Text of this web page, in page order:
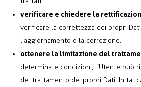
verificare e chiedere la
verificare la correttezza dei propri
l’aggiornamento o la correzione.
ottenere la limitazione del
determinate condizioni, l’Utente può
del trattamento dei propri Dati. In tal